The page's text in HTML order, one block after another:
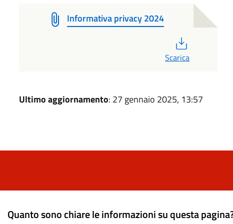
Informativa privacy 2024
Scarica
Ultimo aggiornamento: 27 gennaio 2025, 13:57
Quanto sono chiare le informazioni su questa